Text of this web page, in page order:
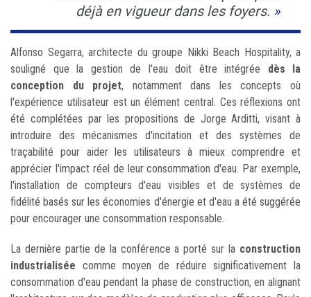
déjà en vigueur dans les foyers.
Alfonso Segarra, architecte du groupe Nikki Beach Hospitality, a
souligné que la gestion de l'eau doit être intégrée dès la
conception du projet, notamment dans les concepts où
l'expérience utilisateur est un élément central. Ces réflexions ont
été complétées par les propositions de Jorge Arditti, visant à
introduire des mécanismes d'incitation et des systèmes de
traçabilité pour aider les utilisateurs à mieux comprendre et
apprécier l'impact réel de leur consommation d'eau. Par exemple,
l'installation de compteurs d'eau visibles et de systèmes de
fidélité basés sur les économies d'énergie et d'eau a été suggérée
pour encourager une consommation responsable.
La dernière partie de la conférence a porté sur la construction
industrialisée comme moyen de réduire significativement la
consommation d'eau pendant la phase de construction, en alignant